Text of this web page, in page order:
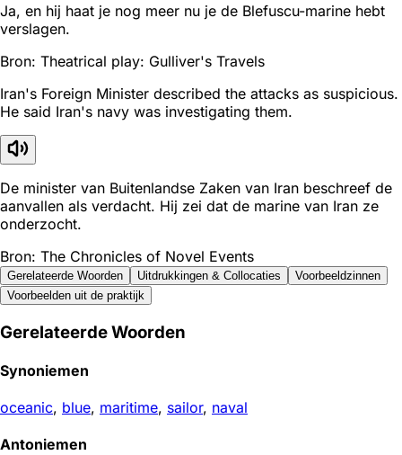
Ja, en hij haat je nog meer nu je de Blefuscu-marine hebt
verslagen.
Bron: Theatrical play: Gulliver's Travels
Iran's Foreign Minister described the attacks as suspicious.
He said Iran's navy was investigating them.
De minister van Buitenlandse Zaken van Iran beschreef de
aanvallen als verdacht. Hij zei dat de marine van Iran ze
onderzocht.
Bron: The Chronicles of Novel Events
Gerelateerde Woorden Uitdrukkingen & Collocaties
Voorbeeldzinnen
Voorbeelden uit de praktijk
Gerelateerde Woorden
Synoniemen
oceanic, blue, maritime, sailor, naval
Antoniemen